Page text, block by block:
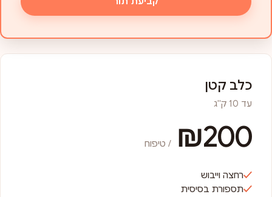
כלב קטן
עד 10 ק"ג
₪200 / טיפוח
רחצה וייבוש
תספורת בסיסית